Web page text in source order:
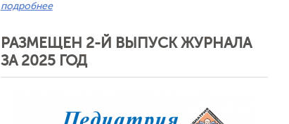
подробнее
РАЗМЕЩЕН 2-Й ВЫПУСК ЖУРНАЛА
ЗА 2025 ГОД